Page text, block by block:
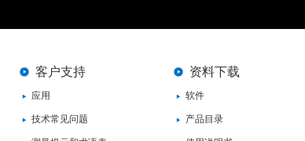
客户支持
应用
技术常见问题
资料下载
软件
产品目录